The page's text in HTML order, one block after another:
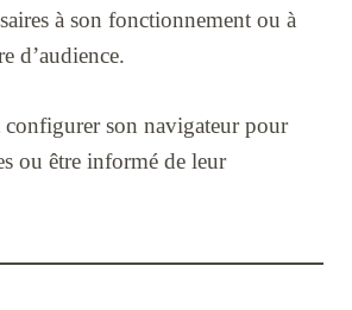
à son fonctionnement ou à
d’audience.
configurer son navigateur pour
ou être informé de leur